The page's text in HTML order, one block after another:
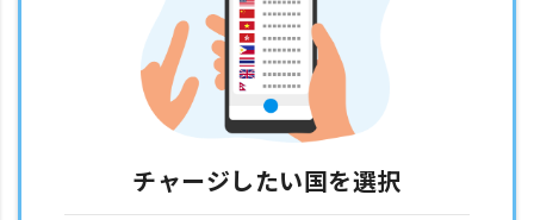
チャージしたい国を選択